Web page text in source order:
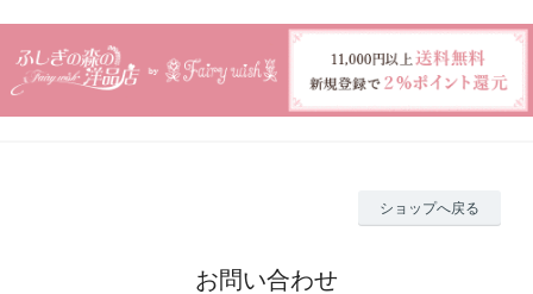
ショップへ戻る
お問い合わせ